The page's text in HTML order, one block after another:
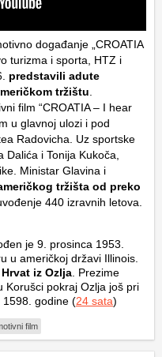
događanje „CROATIA
turizma i sporta, HTZ i
predstavili adute
tržištu
film “CROATIA – I hear
u glavnoj ulozi i pod
Radovicha. Uz sportske
i Tonija Kukoča,
Ministar Glavina i
tržišta od preko
440 izravnih letova.
je 9. prosinca 1953.
u američkoj državi Illinois.
iz Ozlja . Prezime
Korušci pokraj Ozlja još pri
1598. godine (24 sata)
film